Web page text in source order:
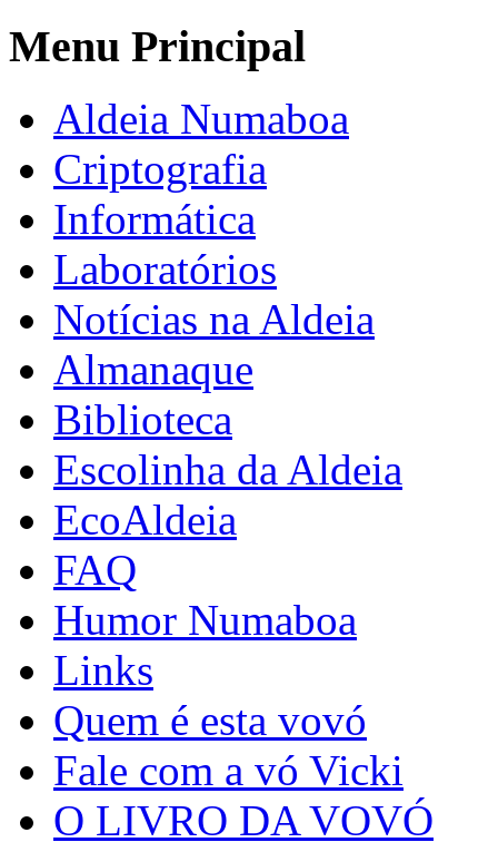
Menu Principal
Aldeia Numaboa
Criptografia
Informática
Laboratórios
Notícias na Aldeia
Almanaque
Biblioteca
Escolinha da Aldeia
EcoAldeia
FAQ
Humor Numaboa
Links
Quem é esta vovó
Fale com a vó Vicki
O LIVRO DA VOVÓ